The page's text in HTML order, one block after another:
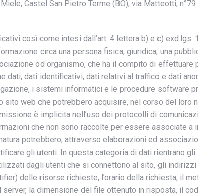
Castel San Pietro Terme (BO), via Matteotti,
così come intesi dall’art. 4 lettera b) e c) exd.lgs.
circa una persona fisica, giuridica, una
od organismo, che ha il compito di effettuare
dati, dati identificativi, dati relativi al traffico e dati
i sistemi informatici e le procedure software
sito web che potrebbero acquisire, nel corso del loro
è implicita nell’uso dei protocolli di
che non sono raccolte per essere associate a
potrebbero, attraverso elaborazioni ed
gli utenti. In questa categoria di dati rientrano
dagli utenti che si connettono al sito, gli indirizzi
delle risorse richieste, l’orario della richiesta, il
la dimensione del file ottenuto in risposta, il